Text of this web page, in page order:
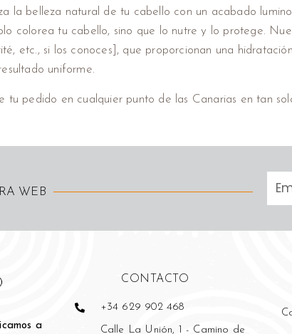
la belleza natural de tu cabello con un acabado
colorea tu cabello, sino que lo nutre y lo protege.
etc., si los conoces], que proporcionan una
uniforme.
tu pedido en cualquier punto de las Canarias en tan
WEB
a
CONTACTO
+34 629 902 468
Calle La Unión, 1 - Camino de